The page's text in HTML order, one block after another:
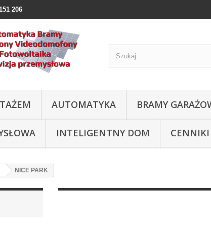
206
AUTOMATYKA BRAMY
INTELIGENTNY DOM
NICE PARK